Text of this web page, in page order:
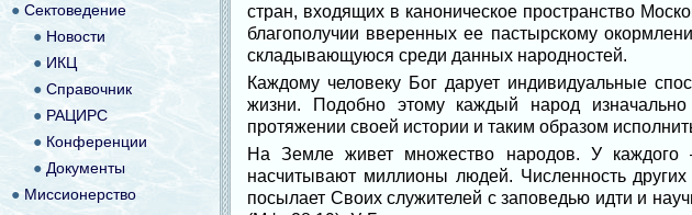
стран, входящих в каноническое пространство
благополучии вверенных ее пастырскому
складывающуюся среди данных народностей.
Каждому человеку Бог дарует индивидуальные
жизни. Подобно этому каждый народ
протяжении своей истории и таким образом
На Земле живет множество народов. У каждого
насчитывают миллионы людей. Численность
посылает Своих служителей с заповедью идти и
● Сектоведение
● Новости
●ИКЦ
● Справочник
● РАЦИРС
● Конференции
● Документы
●Миссионерство